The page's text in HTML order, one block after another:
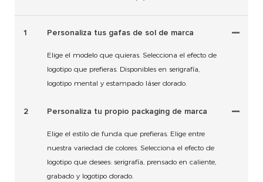
1 Personaliza tus gafas de sol de marca
Elige el modelo que quieras. Selecciona el efecto de
logotipo que prefieras. Disponibles en serigrafía,
logotipo mental y estampado láser dorado.
2 Personaliza tu propio packaging de marca
Elige el estilo de funda que prefieras. Elige entre
nuestra variedad de colores. Selecciona el efecto de
logotipo que desees: serigrafía, prensado en caliente,
grabado y logotipo dorado.